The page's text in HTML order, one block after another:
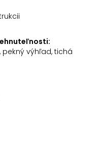
výhľad, tichá